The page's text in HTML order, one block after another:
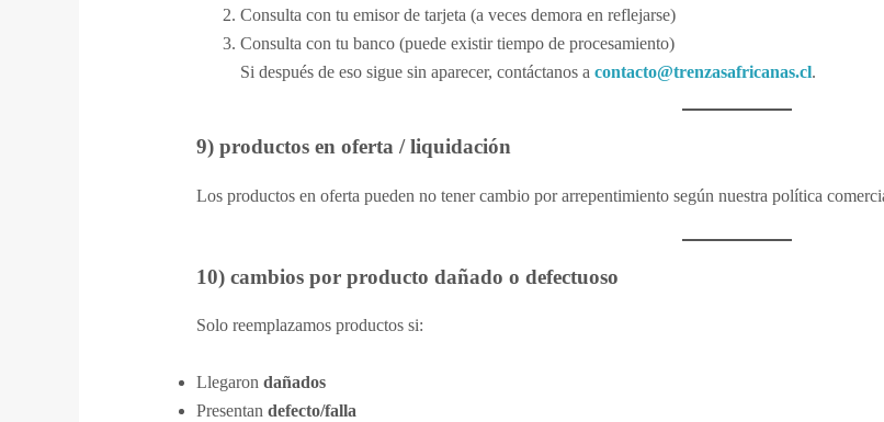
Consulta con tu emisor de tarjeta (a veces demora en reflejarse)
Consulta con tu banco (puede existir tiempo de procesamiento)
Si después de eso sigue sin aparecer, contáctanos a contacto@trenzasafricanas.cl.
9) productos en oferta / liquidación
Los productos en oferta pueden no tener cambio por arrepentimiento según nuestra política
10) cambios por producto dañado o defectuoso
Solo reemplazamos productos si:
Llegaron dañados
Presentan defecto/falla